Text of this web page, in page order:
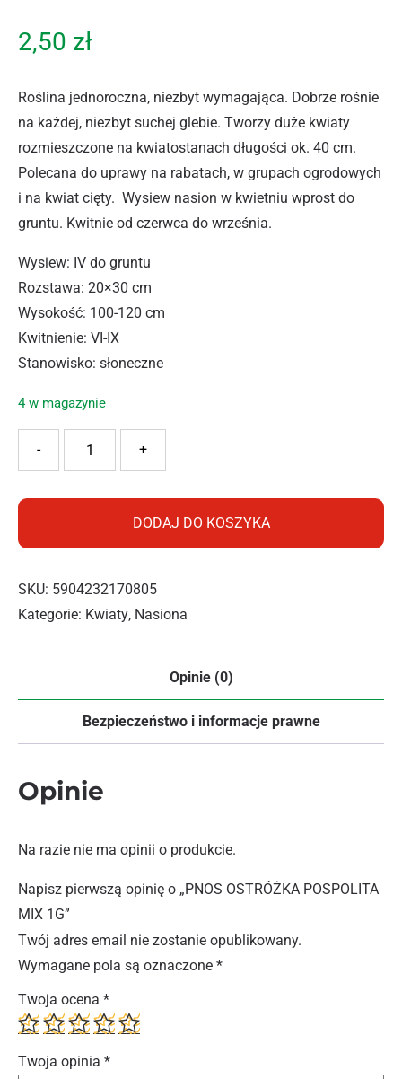
2,50 zł
Roślina jednoroczna, niezbyt wymagająca. Dobrze rośnie
na każdej, niezbyt suchej glebie. Tworzy duże kwiaty
rozmieszczone na kwiatostanach długości ok. 40 cm.
Polecana do uprawy na rabatach, w grupach ogrodowych
i na kwiat cięty. Wysiew nasion w kwietniu wprost do
gruntu. Kwitnie od czerwca do września.
Wysiew: IV do gruntu
Rozstawa: 20×30 cm
Wysokość: 100-120 cm
Kwitnienie: VI-IX
Stanowisko: słoneczne
4 w magazynie
+
-
DODAJ DO KOSZYKA
SKU: 5904232170805
Kategorie: Kwiaty, Nasiona
Opinie (0)
Bezpieczeństwo i informacje prawne
Opinie
Na razie nie ma opinii o produkcie.
Napisz pierwszą opinię o „PNOS OSTRÓŻKA POSPOLITA
MIX 1G”
Twój adres email nie zostanie opublikowany.
Wymagane pola są oznaczone *
Twoja ocena *
Twoja opinia *